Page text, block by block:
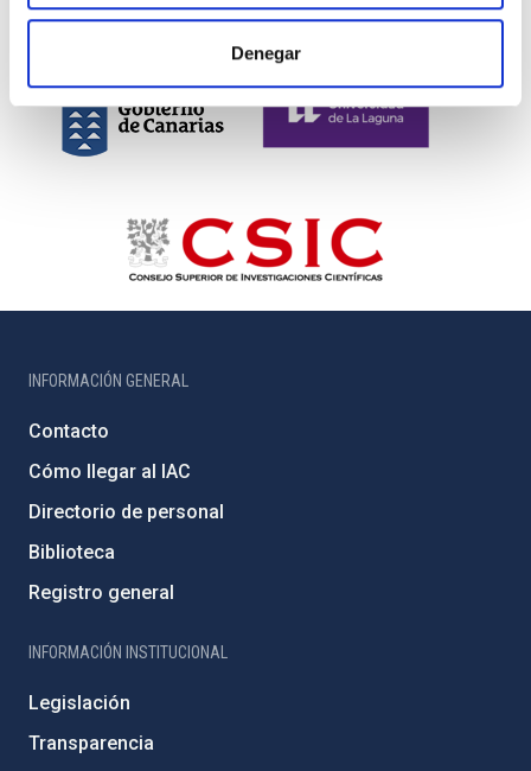
Denegar
INFORMACIÓN GENERAL
Contacto
Cómo llegar al IAC
Directorio de personal
Biblioteca
Registro general
INFORMACIÓN INSTITUCIONAL
Legislación
Transparencia